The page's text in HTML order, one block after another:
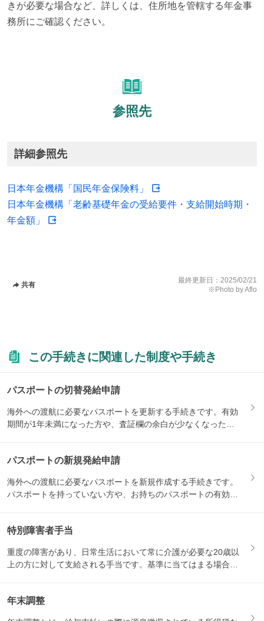
きが必要な場合など、詳しくは、住所地を管轄する年金事
務所にご確認ください。
参照先
詳細参照先
日本年金機構「国民年金保険料」
日本年金機構「老齢基礎年金の受給要件・支給開始時期・
年金額」
共有
最終更新日： 2025/02/21
※Photo by Aflo
この手続きに関連した制度や手続き
パスポートの切替発給申請
海外への渡航に必要なパスポートを更新する手続きです。有効
期間が1年未満になった方や、査証欄の余白が少なくなった方
パスポートの新規発給申請
海外への渡航に必要なパスポートを新規作成する手続きです。
パスポートを持っていない方や、お持ちのパスポートの有効期
特別障害者手当
重度の障害があり、日常生活において常に介護が必要な20歳以
上の方に対して支給される手当です。基準に当てはまる場合に
年末調整